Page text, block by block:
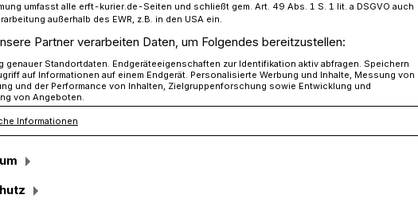
öffnet
Schließzeit wird das
April – und das ist ausdrücklich kein
öffnen. Nach umfangreichen
die Anlage nun in neuem Glanz.
umfasst alle erft-kurier.de-Seiten und schließt gem. Art. 49 Abs. 1 S. 1 lit. a DSGVO auch
außerhalb des EWR, z.B. in den USA ein.
Partner verarbeiten Daten, um Folgendes bereitzustellen:
genauer Standortdaten. Endgeräteeigenschaften zur Identifikation aktiv abfragen. Speichern
auf Informationen auf einem Endgerät. Personalisierte Werbung und Inhalte, Messung von
und der Performance von Inhalten, Zielgruppenforschung sowie Entwicklung und
von Angeboten.
Informationen